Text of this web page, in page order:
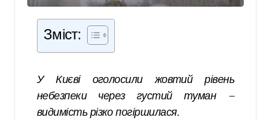
Зміст:
У Києві оголосили жовтий рівень
небезпеки через густий туман —
видимість різко погіршилася.